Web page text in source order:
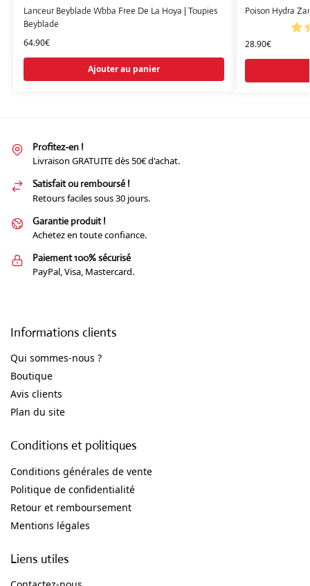
Lanceur Beyblade Wbba Free De La Hoya | Toupies
Beyblade
64.90€
Ajouter au panier
Poison Hydra
28.90€
Profitez-en !
Livraison GRATUITE dès 50€ d'achat.
Satisfait ou remboursé !
Retours faciles sous 30 jours.
Garantie produit !
Achetez en toute confiance.
Paiement 100% sécurisé
PayPal, Visa, Mastercard.
Informations clients
Qui sommes-nous ?
Boutique
Avis clients
Plan du site
Conditions et politiques
Conditions générales de vente
Politique de confidentialité
Retour et remboursement
Mentions légales
Liens utiles